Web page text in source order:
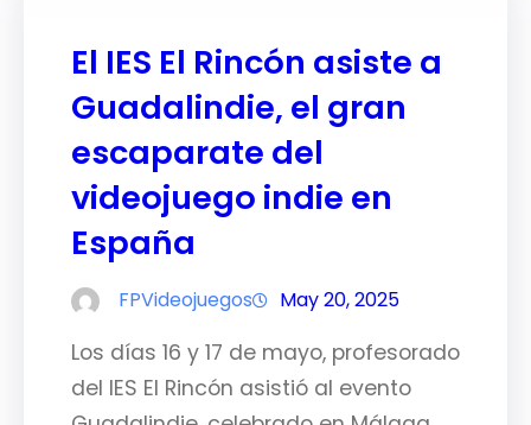
El IES El Rincón asiste a
Guadalindie, el gran
escaparate del
videojuego indie en
España
FPVideojuegos May 20, 2025
Los días 16 y 17 de mayo, profesorado
del IES El Rincón asistió al evento